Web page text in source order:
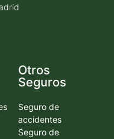
Otros
Seguros
Seguro de
accidentes
Seguro de